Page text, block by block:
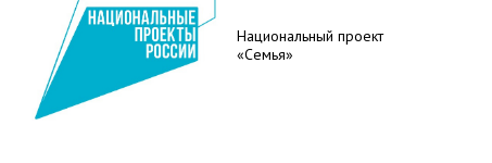
Национальный проект
«Семья»